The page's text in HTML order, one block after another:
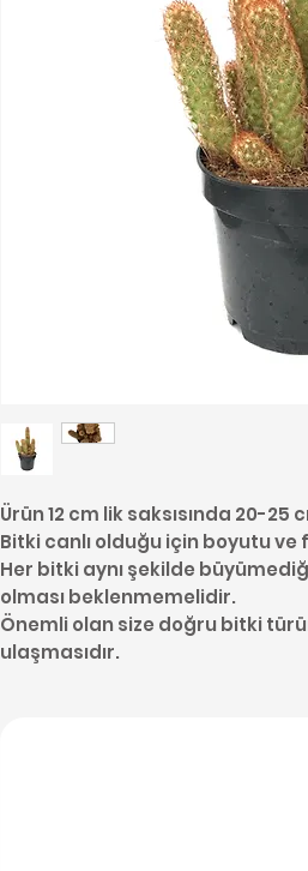
Ürün 12 cm lik saksısında 20-
Bitki canlı olduğu için boyutu
Her bitki aynı şekilde
olması beklenmemelidir.
Önemli olan size doğru bitki
ulaşmasıdır.